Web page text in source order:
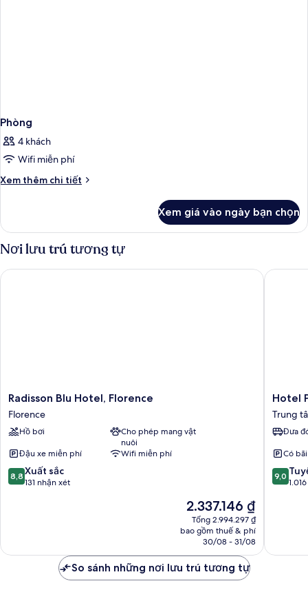
Phòng
4 khách
Wifi miễn phí
Xem thêm chi tiết
Chi
Phòng
Xem giá vào ngày bạn chọn
Nơi lưu trú tương tự
Radisson
Blu
Hotel,
Florence
Radisson Blu Hotel, Florence
Florence
Hồ bơi
Cho phép mang vật
nuôi
Đậu xe miễn phí
Wifi miễn phí
8.8
trên
xét
8,8 Xuất sắc
131 nhận xét
Giá
hiện
tại
2.337.146 ₫
2.337.146 ₫
Tổng 2.994.297 ₫
bao gồm thuế & phí
30/08 - 31/08
Radisson Blu Hotel, Florence
Hotel
Paris
Trung
tâm
sử
Florence
Hotel
Trung
Đưa
Có
9.0
trên
xét
9,0
Hotel
So sánh những nơi lưu trú tương tự